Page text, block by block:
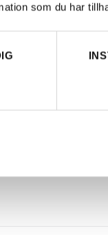
som du har